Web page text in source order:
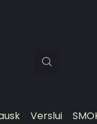
Verslui